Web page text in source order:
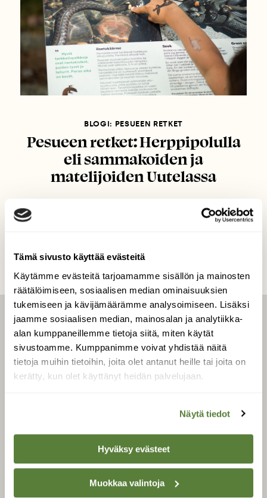
Tämä sivusto käyttää evästeitä
Käytämme evästeitä tarjoamamme sisällön ja mainosten
räätälöimiseen, sosiaalisen median ominaisuuksien
tukemiseen ja kävijämäärämme analysoimiseen. Lisäksi
jaamme sosiaalisen median, mainosalan ja analytiikka-
alan kumppaneillemme tietoja siitä, miten käytät
sivustoamme. Kumppanimme voivat yhdistää näitä
tietoja muihin tietoihin, joita olet antanut heille tai joita on
kerätty, kun olet käyttänyt heidän palvelujaan.
Näytä tiedot
Hyväksy evästeet
Muokkaa valintoja
BLOGI: PESUEEN RETKET
Pesueen retket: Herppipolulla
eli sammakoiden ja
matelijoiden Uutelassa
LEHTI
Uusin lehti
Tilaa Suomen Luonto
Tilaa digilukuoikeus
Tilaa uutiskirje
SUOMEN LUONNON­
SUOJELU­LIITTO